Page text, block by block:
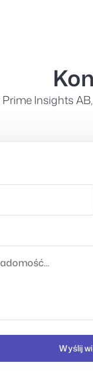
Insights
Wyślij